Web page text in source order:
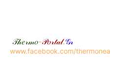
𝒯𝒽𝑒𝓇𝓂𝑜-𝒫𝑜𝓇𝓉𝒶𝓁.𝒢𝓇
www.facebook.com/thermonea